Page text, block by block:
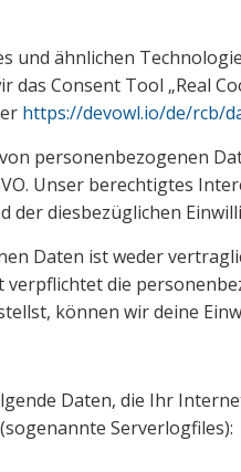
und ähnlichen
Consent Tool „Real
https://devowl.io/de/rcb/
personenbezogenen
Unser berechtigtes
der diesbezüglichen
Daten ist weder
die
können wir deine
Daten, die Ihr
Serverlogfiles):